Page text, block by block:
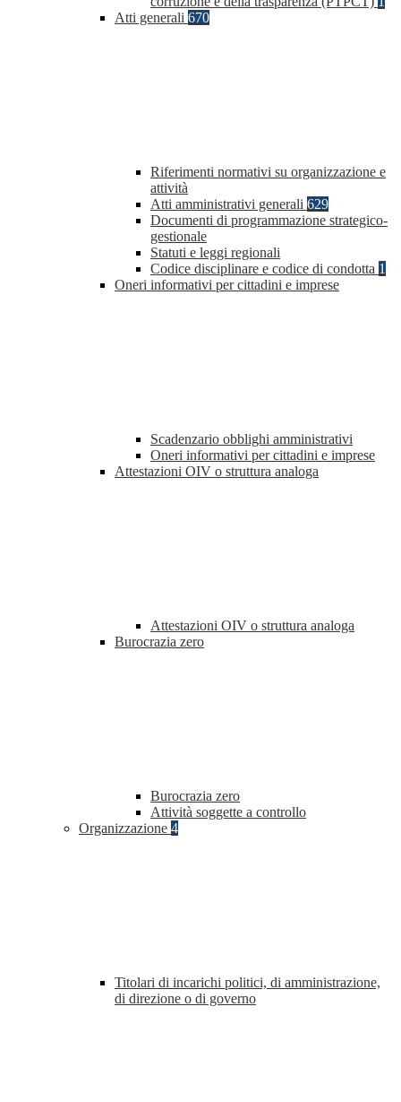
Atti generali 670
Riferimenti normativi su organizzazione e
attività
Atti amministrativi generali 629
Documenti di programmazione strategico-
gestionale
Statuti e leggi regionali
Codice disciplinare e codice di condotta 1
Oneri informativi per cittadini e imprese
Scadenzario obblighi amministrativi
Oneri informativi per cittadini e imprese
Attestazioni OIV o struttura analoga
Attestazioni OIV o struttura analoga
Burocrazia zero
Burocrazia zero
Attività soggette a controllo
Organizzazione 4
Titolari di incarichi politici, di amministrazione,
di direzione o di governo